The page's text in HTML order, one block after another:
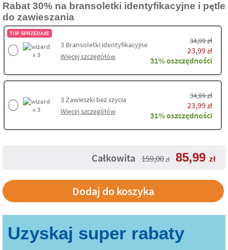
Rabat 30% na bransoletki identyfikacyjne i pętle
do zawieszania
TOP SPRZEDAŻE
x 3
3Bransoletki identyfikacyjne
Więcej szczegółów
34,99zł
23,99zł
31% oszczędności
x 3
3Zawieszki bez szycia
Więcej szczegółów
34,99zł
23,99zł
31% oszczędności
Całkowita 159,00 zł 85,99 zł
Dodaj do koszyka